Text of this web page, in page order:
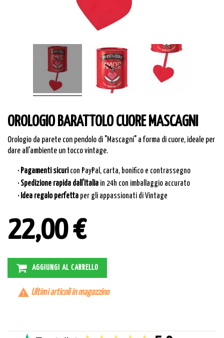
OROLOGIO BARATTOLO CUORE MASCAGNI
Orologio da parete con pendolo di "Mascagni" a forma di cuore, ideale per
dare all'ambiente un tocco vintage.
· Pagamenti sicuri con PayPal, carta, bonifico e contrassegno
· Spedizione rapida dall’Italia in 24h con imballaggio accurato
· Idea regalo perfetta per gli appassionati di Vintage
22,00 €
AGGIUNGI AL CARRELLO
 Ultimi articoli in magazzino